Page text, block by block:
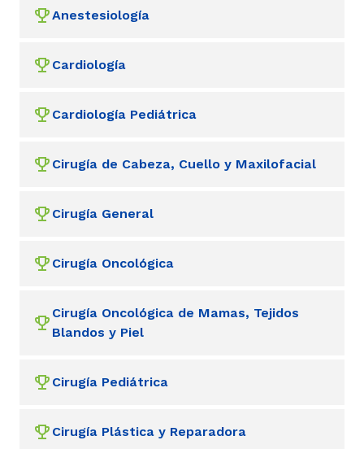
Anestesiología
Cardiología
Cardiología Pediátrica
Cirugía de Cabeza, Cuello y Maxilofacial
Cirugía General
Cirugía Oncológica
Cirugía Oncológica de Mamas, Tejidos
Blandos y Piel
Cirugía Pediátrica
Cirugía Plástica y Reparadora